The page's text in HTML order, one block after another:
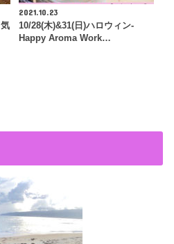
2021.10.23
10/28(木)&31(日)ハロウィン-
Happy Aroma Work…